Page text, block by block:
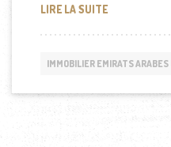
LIRE LA SUITEDUBAÏ
IMMOBILIER EMIRATS ARABES